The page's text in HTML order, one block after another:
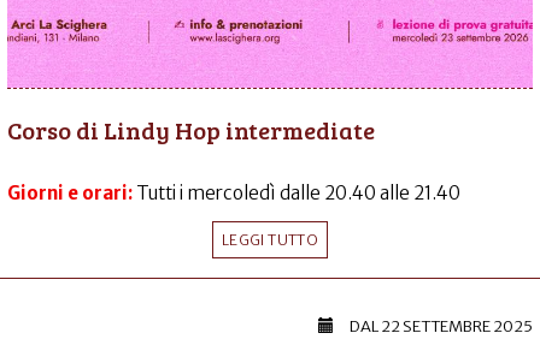
Corso di Lindy Hop intermediate
Giorni e orari: Tutti i mercoledì dalle 20.40 alle 21.40
LEGGI TUTTO
DAL22 SETTEMBRE 2025